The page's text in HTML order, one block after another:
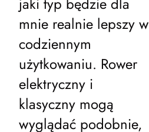
mnie realnie lepszy w
codziennym
użytkowaniu. Rower
elektryczny i
klasyczny mogą
wyglądać podobnie,